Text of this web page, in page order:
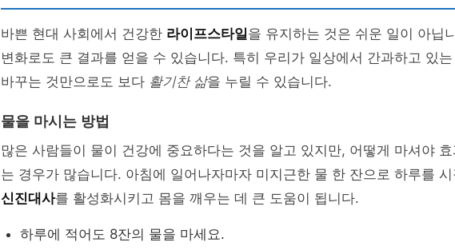
바쁜 현대 사회에서 건강한 라이프스타일을 유지하는 것은 쉬운 일이 아닙
변화로도 큰 결과를 얻을 수 있습니다. 특히 우리가 일상에서 간과하고 있
바꾸는 것만으로도 보다 활기찬 삶을 누릴 수 있습니다.
물을 마시는 방법
많은 사람들이 물이 건강에 중요하다는 것을 알고 있지만, 어떻게 마셔야
는 경우가 많습니다. 아침에 일어나자마자 미지근한 물 한 잔으로 하루를
신진대사를 활성화시키고 몸을 깨우는 데 큰 도움이 됩니다.
하루에 적어도 8잔의 물을 마세요.